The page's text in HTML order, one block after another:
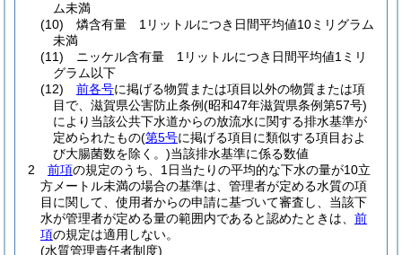
ム未満
(10)
燐含有量 1リットルにつき日間平均値10ミリグラム
未満
(11)
ニッケル含有量 1リットルにつき日間平均値1ミリ
グラム以下
(12)
前各号に掲げる物質または項目以外の物質または項
目で、滋賀県公害防止条例(昭和47年滋賀県条例第57号)
により当該公共下水道からの放流水に関する排水基準が
定められたもの(第5号に掲げる項目に類似する項目およ
び大腸菌数を除く。)当該排水基準に係る数値
2
前項の規定のうち、1日当たりの平均的な下水の量が10立
方メートル未満の場合の基準は、管理者が定める水質の項
目に関して、使用者からの申請に基づいて審査し、当該下
水が管理者が定める量の範囲内であると認めたときは、 前
項の規定は適用しない。
(水質管理責任者制度)